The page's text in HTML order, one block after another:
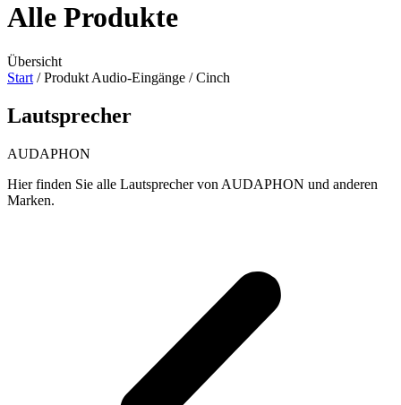
Alle Produkte
Übersicht
Start / Produkt Audio-Eingänge / Cinch
Lautsprecher
AUDAPHON
Hier finden Sie alle Lautsprecher von AUDAPHON und anderen
Marken.